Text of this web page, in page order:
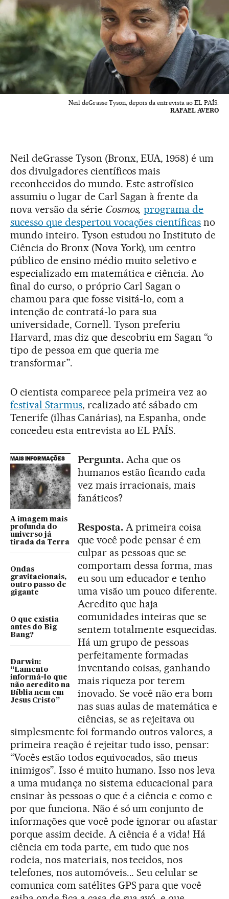
Neil deGrasse Tyson, depois da entrevista ao EL PAÍS.
RAFAEL AVERO
Neil deGrasse Tyson (Bronx, EUA, 1958) é um
dos divulgadores científicos mais
reconhecidos do mundo. Este astrofísico
assumiu o lugar de Carl Sagan à frente da
nova versão da série Cosmos, programa de
sucesso que despertou vocações científicas no
mundo inteiro. Tyson estudou no Instituto de
Ciência do Bronx (Nova York), um centro
público de ensino médio muito seletivo e
especializado em matemática e ciência. Ao
final do curso, o próprio Carl Sagan o
chamou para que fosse visitá-lo, com a
intenção de contratá-lo para sua
universidade, Cornell. Tyson preferiu
Harvard, mas diz que descobriu em Sagan “o
tipo de pessoa em que queria me
transformar”.
O cientista comparece pela primeira vez ao
festival Starmus, realizado até sábado em
Tenerife (ilhas Canárias), na Espanha, onde
concedeu esta entrevista ao EL PAÍS.
MAIS INFORMAÇÕES
A imagem mais
profunda do
universo já
tirada da Terra
Ondas
gravitacionais,
outro passo de
gigante
O que existia
antes do Big
Bang?
Darwin:
“Lamento
informá-lo que
não acredito na
Bíblia nem em
Jesus Cristo”
Pergunta.Acha que os
humanos estão ficando cada
vez mais irracionais, mais
fanáticos?
Resposta. A primeira coisa
que você pode pensar é em
culpar as pessoas que se
comportam dessa forma, mas
eu sou um educador e tenho
uma visão um pouco diferente.
Acredito que haja
comunidades inteiras que se
sentem totalmente esquecidas.
Há um grupo de pessoas
perfeitamente formadas
inventando coisas, ganhando
mais riqueza por terem
inovado. Se você não era bom
nas suas aulas de matemática e
ciências, se as rejeitava ou
simplesmente foi formando outros valores, a
primeira reação é rejeitar tudo isso, pensar:
“Vocês estão todos equivocados, são meus
inimigos”. Isso é muito humano. Isso nos leva
a uma mudança no sistema educacional para
ensinar às pessoas o que é a ciência e como e
por que funciona. Não é só um conjunto de
informações que você pode ignorar ou afastar
porque assim decide. A ciência é a vida! Há
ciência em toda parte, em tudo que nos
rodeia, nos materiais, nos tecidos, nos
telefones, nos automóveis... Seu celular se
comunica com satélites GPS para que você